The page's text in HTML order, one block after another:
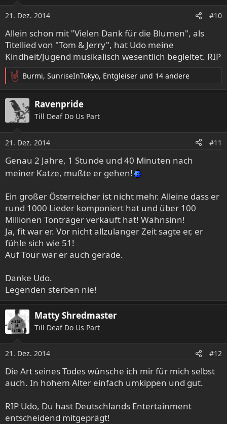
21. Dez. 2014 #10
Allein schon mit "Vielen Dank für die Blumen", als
Titellied von "Tom & Jerry", hat Udo meine
Kindheit/Jugend musikalisch wesentlich begleitet. RIP
R
e
a
k
n
e
n
:
Burmi, SunriseInTokyo, Entgleiser und 14 andere
Ravenpride
Till Deaf Do Us Part
21. Dez. 2014 #11
Genau 2 Jahre, 1 Stunde und 40 Minuten nach
meiner Katze, mußte er gehen!
Ein großer Österreicher ist nicht mehr. Alleine dass er
rund 1000 Lieder komponiert hat und über 100
Millionen Tonträger verkauft hat! Wahnsinn!
Ja, fit war er. Vor nicht allzulanger Zeit sagte er, er
fühle sich wie 51!
Auf Tour war er auch gerade.
Danke Udo.
Legenden sterben nie!
Matty Shredmaster
Till Deaf Do Us Part
21. Dez. 2014 #12
Die Art seines Todes wünsche ich mir für mich selbst
auch. In hohem Alter einfach umkippen und gut.
RIP Udo, Du hast Deutschlands Entertainment
entscheidend mitgeprägt!